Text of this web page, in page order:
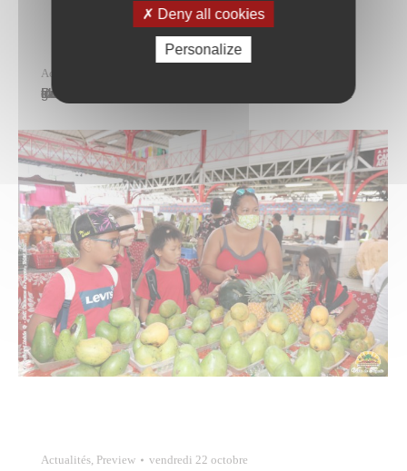
Actualités
Durant les mois de septembre et octobre 2021, des travaux de marquage au sol ont été réalisés dans la globalité de la rue du Commandant Chessé par les services de la commune. Cela a ainsi permis d’améliorer le stationnement ainsi que la circulation lors des manœuvres d’insertion aux extrémités de la rue. Le terre-plein central…
Actualités, Preview vendredi 22 octobre
Deny all cookies
Personalize